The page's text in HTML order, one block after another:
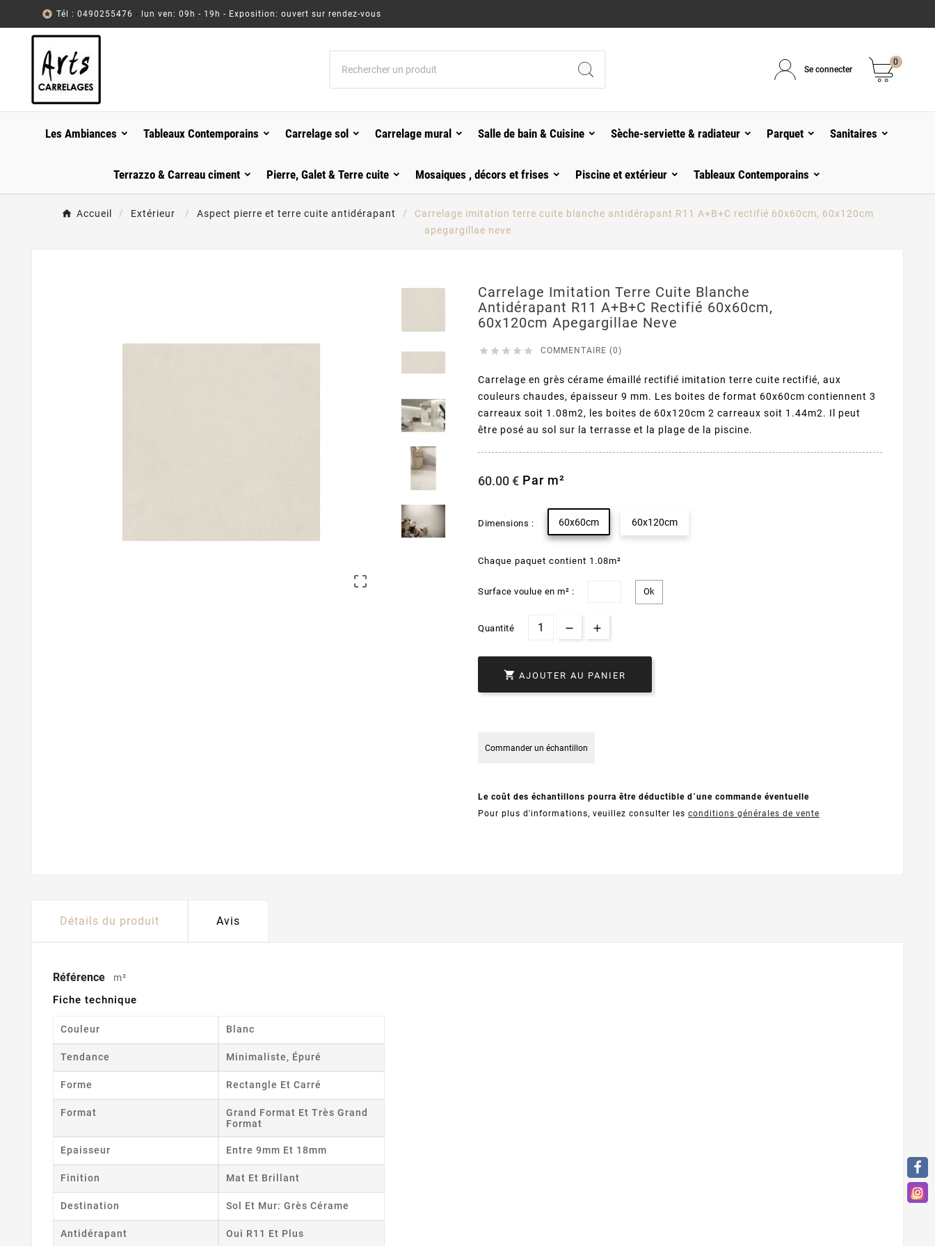
 Tél : 0490255476 - lun ven: 09h - 19h - Exposition: ouvert sur rendez-vous
Se connecter
0
Les Ambiances Tableaux Contemporains Carrelage sol Carrelage mural Salle de bain & Cuisine Sèche-serviette & radiateur Parquet Sanitaires
Terrazzo & Carreau ciment Pierre, Galet & Terre cuite Mosaiques , décors et frises Piscine et extérieur Tableaux Contemporains
Accueil Extérieur Aspect pierre et terre cuite antidérapant
Carrelage imitation terre cuite blanche antidérapant R11 A+B+C rectifié 60x60cm, 60x120cm
apegargillae neve

Carrelage Imitation Terre Cuite Blanche
Antidérapant R11 A+B+C Rectifié 60x60cm,
60x120cm Apegargillae Neve
     COMMENTAIRE (0)
Carrelage en grès cérame émaillé rectifié imitation terre cuite rectifié, aux
couleurs chaudes, épaisseur 9 mm. Les boites de format 60x60cm contiennent 3
carreaux soit 1.08m2, les boites de 60x120cm 2 carreaux soit 1.44m2. Il peut
être posé au sol sur la terrasse et la plage de la piscine.
60.00 € Par m²
Dimensions : 60x60cm 60x120cm
Chaque paquet contient 1.08m²
Surface voulue en m² :
Quantité
 AJOUTER AU PANIER
Commander un échantillon
Le coût des échantillons pourra être déductible d´une commande éventuelle
Pour plus d'informations, veuillez consulter les conditions générales de vente
Détails du produit Avis
Référence m²
Fiche technique
Couleur Blanc
Tendance Minimaliste, Épuré
Forme Rectangle Et Carré
Format
Grand Format Et Très Grand
Format
Epaisseur Entre 9mm Et 18mm
Finition Mat Et Brillant
Destination Sol Et Mur: Grès Cérame
Antidérapant Oui R11 Et Plus